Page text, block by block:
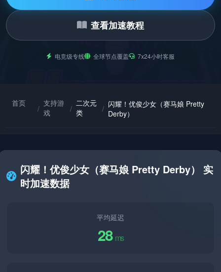
查看加速教程
电竞级专线 全球节点覆盖 7x24小时客服
首页
/
支持游
戏
/
二次元
类
/ 闪耀！优俊少女（赛马娘 Pretty
Derby）
闪耀！优俊少女（赛马娘 Pretty Derby） 实
时加速数据
平均延迟
28 ms